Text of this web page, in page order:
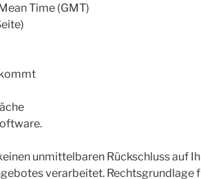
Time (GMT)
unmittelbaren Rückschluss auf
verarbeitet. Rechtsgrundlage